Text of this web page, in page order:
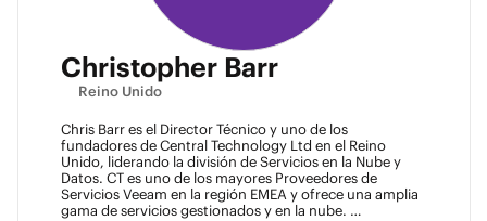
Christopher Barr
Reino Unido
Chris Barr es el Director Técnico y uno de los
fundadores de Central Technology Ltd en el Reino
Unido, liderando la división de Servicios en la Nube y
Datos. CT es uno de los mayores Proveedores de
Servicios Veeam en la región EMEA y ofrece una amplia
gama de servicios gestionados y en la nube.